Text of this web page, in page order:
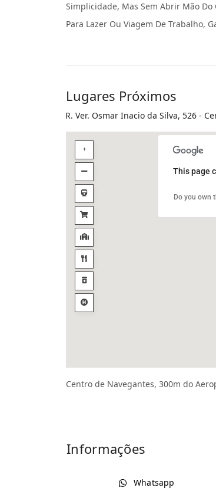
Simplicidade, Mas Sem Abrir Mão
Para Lazer Ou Viagem De Trabalho,
Lugares Próximos
R. Ver. Osmar Inacio da Silva, 526 -
This page
Do you own
Centro de Navegantes, 300m do
Informações
Whatsapp